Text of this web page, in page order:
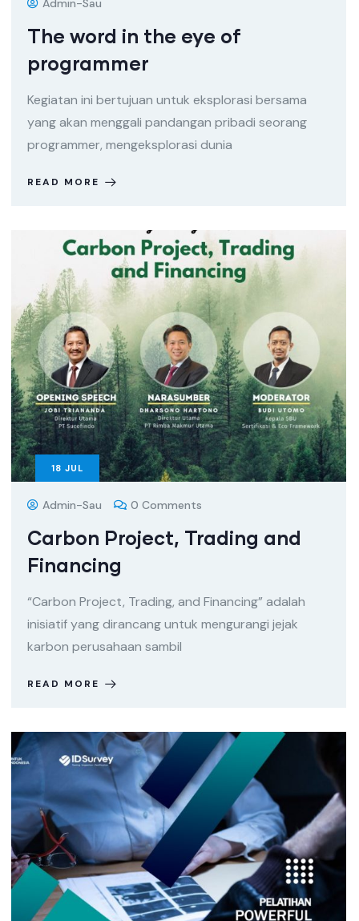
Admin-Sau
The word in the eye of
programmer
Kegiatan ini bertujuan untuk eksplorasi bersama
yang akan menggali pandangan pribadi seorang
programmer, mengeksplorasi dunia
READ MORE
18 JUL
Admin-Sau 0 Comments
Carbon Project, Trading and
Financing
“Carbon Project, Trading, and Financing” adalah
inisiatif yang dirancang untuk mengurangi jejak
karbon perusahaan sambil
READ MORE